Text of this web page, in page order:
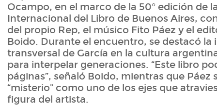
Ocampo, en el marco de la 50° edición de
Internacional del Libro de Buenos Aires,
del propio Rep, el músico Fito Páez y el
Boido. Durante el encuentro, se destacó la
transversal de García en la cultura
para interpelar generaciones. “Este libro
páginas”, señaló Boido, mientras que Páez
“misterio” como uno de los ejes que
figura del artista.